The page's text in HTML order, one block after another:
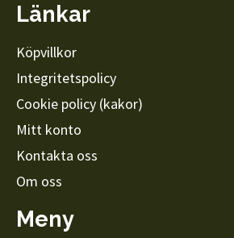
Länkar
Köpvillkor
Integritetspolicy
Cookie policy (kakor)
Mitt konto
Kontakta oss
Om oss
Meny